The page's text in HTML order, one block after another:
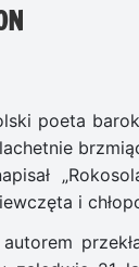
poeta
i